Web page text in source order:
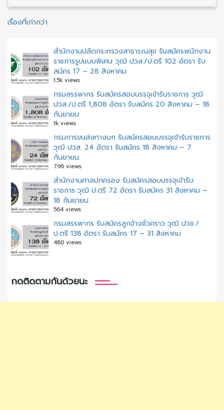
แนะแนว
เรื่องที่เก่ากว่า
สำนักงานปลัดกระทรวงสาธารณสุข รับสมัครพนักงาน
ราชการรูปแบบพิเศษ วุฒิ ปวส./ป.ตรี 102 อัตรา รับ
สมัคร 17 – 28 สิงหาคม
1.5k views
กรมสรรพากร รับสมัครสอบบรรจุเข้ารับราชการ วุฒิ
ปวส./ป.ตรี 1,808 อัตรา รับสมัคร 20 สิงหาคม – 18
กันยายน
1k views
กรมการขนส่งทางบก รับสมัครสอบบรรจุเข้ารับราชการ
วุฒิ ปวส. 24 อัตรา รับสมัคร 18 สิงหาคม – 7
กันยายน
796 views
สํานักงานศาลปกครอง รับสมัครสอบบรรจุเข้ารับ
ราชการ วุฒิ ป.ตรี 72 อัตรา รับสมัคร 31 สิงหาคม –
18 กันยายน
564 views
กรมสรรพากร รับสมัครลูกจ้างชั่วคราว วุฒิ ปวช./
ป.ตรี 138 อัตรา รับสมัคร 17 – 31 สิงหาคม
480 views
กดติดตามกันด้วยนะ